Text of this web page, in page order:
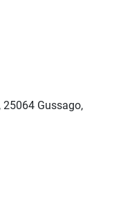
Gussago,